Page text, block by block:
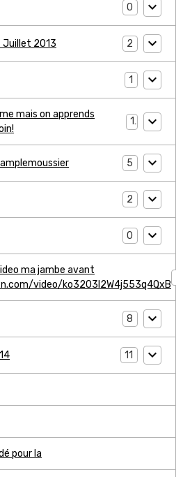
0
Juillet 2013 2
1
mais on apprends
1
5
2
0
ma jambe avant
video/ko3203l2W4j553q4QxB
8
11
pour la